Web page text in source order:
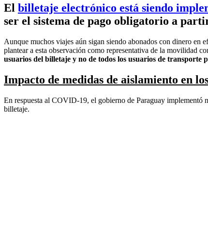
El billetaje electrónico está siendo
ser el sistema de pago obligatorio a
Aunque muchos viajes aún sigan siendo abonados con dinero en
plantear a esta observación como representativa de la movilidad
usuarios del billetaje y no de todos los usuarios de transporte
Impacto de medidas de aislamiento en
En respuesta al COVID-19, el gobierno de Paraguay implementó
billetaje.